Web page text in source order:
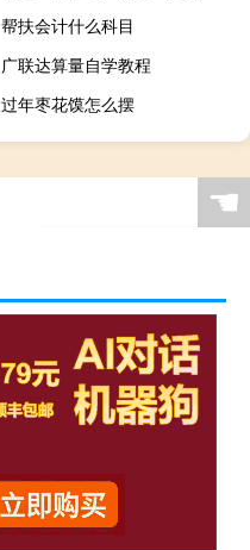
帮扶会计什么科目
广联达算量自学教程
过年枣花馍怎么摆
☚